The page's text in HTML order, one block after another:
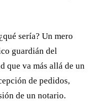
sería? Un mero
guardián del
que va más allá de un
de pedidos,
de un notario.